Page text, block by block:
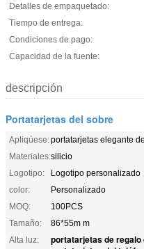
Detalles de empaquetado:
Tiempo de entrega:
Condiciones de pago:
Capacidad de la fuente:
descripción
Portatarjetas del sobre
Apliqúese:portatarjetas elegante
Materiales:silicio
Logotipo:
Logotipo personalizado
color:
Personalizado
MOQ:
100PCS
Tamaño:
86*55m m
Alta luz:
portatarjetas de regalo